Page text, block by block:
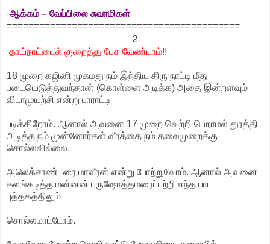
-ஆக்கம் – வேப்பிலை சுவாமிகள்
===========================================
2
தாய்நாட்டைக் குறைத்து பேச வேண்டாம்!!
18 முறை கஜினி முகமது நம் இந்திய திரு நாட்டி மீது
படையெடுத்துவந்தான் (கொள்ளை அடிக்க) அதை இன்றளவும்
விடாமுயற்சி என்று பாராட்டி
படிக்கிறோம். ஆனால் அவனை 17 முறை வெற்றி பெறாமல் துரத்தி
அடித்த நம் முன்னோர்கள் வீரத்தை நம் தலைமுறைக்கு
சொல்லவில்லை.
அலெக்சாண்டரை மாவீரன் என்று போற்றுவோம். ஆனால் அவனை
கலங்கடித்த மன்னன் புருஷோத்தமரைப்பற்றி எந்த பாட
புத்தகத்திலும்
சொல்லமாட்டோம்.